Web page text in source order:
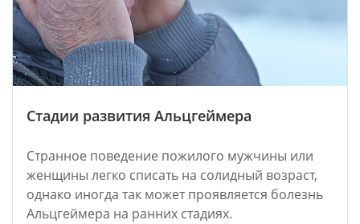
Стадии развития Альцгеймера
Странное поведение пожилого мужчины или
женщины легко списать на солидный возраст,
однако иногда так может проявляется болезнь
Альцгеймера на ранних стадиях.